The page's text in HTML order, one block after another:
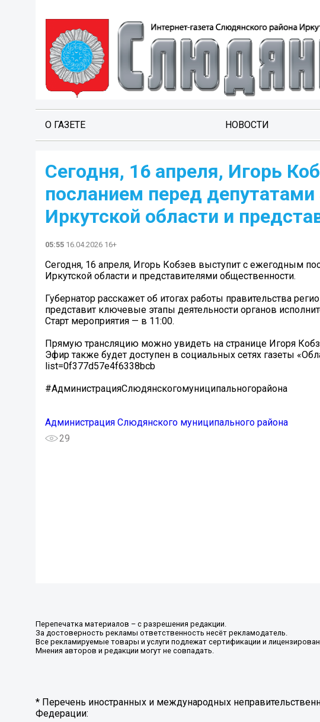
О ГАЗЕТЕ НОВОСТИ
Сегодня, 16 апреля, Игорь
посланием перед
Иркутской области и
05:55 16.04.2026 16+
Сегодня, 16 апреля, Игорь Кобзев выступит с ежегодным
Иркутской области и представителями общественности.
Губернатор расскажет об итогах работы правительства
представит ключевые этапы деятельности органов
Старт мероприятия — в 11:00.
Прямую трансляцию можно увидеть на странице Игоря
Эфир также будет доступен в социальных сетях газеты
list=0f377d57e4f6338bcb
#АдминистрацияСлюдянскогомуниципальногорайона
Администрация Слюдянского муниципального района
29
Перепечатка материалов – с разрешения редакции.
За достоверность рекламы ответственность несёт рекламодатель.
Все рекламируемые товары и услуги подлежат сертификации и
Мнения авторов и редакции могут не совпадать.
* Перечень иностранных и международных
Федерации: